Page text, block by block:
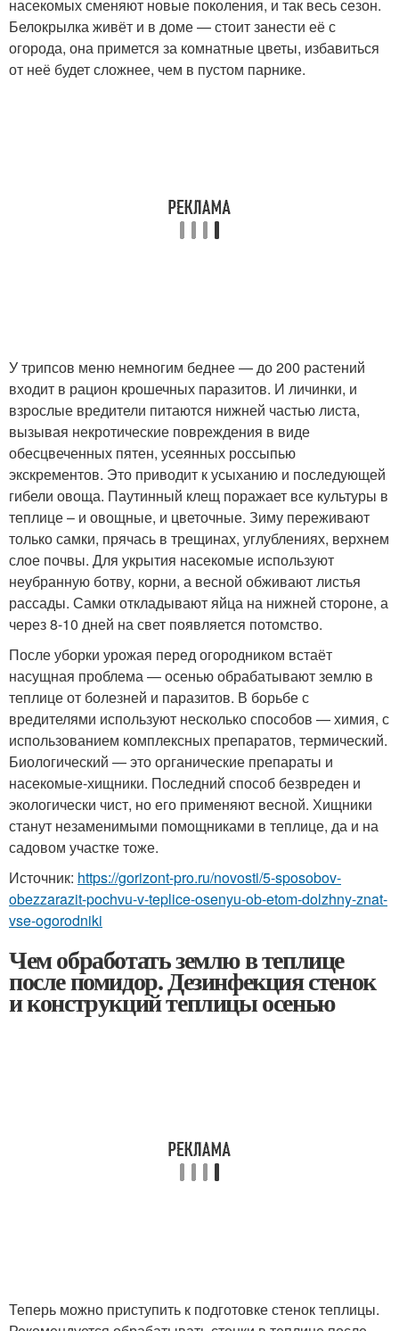
насекомых сменяют новые поколения, и так весь сезон.
Белокрылка живёт и в доме — стоит занести её с
огорода, она примется за комнатные цветы, избавиться
от неё будет сложнее, чем в пустом парнике.
У трипсов меню немногим беднее — до 200 растений
входит в рацион крошечных паразитов. И личинки, и
взрослые вредители питаются нижней частью листа,
вызывая некротические повреждения в виде
обесцвеченных пятен, усеянных россыпью
экскрементов. Это приводит к усыханию и последующей
гибели овоща. Паутинный клещ поражает все культуры в
теплице – и овощные, и цветочные. Зиму переживают
только самки, прячась в трещинах, углублениях, верхнем
слое почвы. Для укрытия насекомые используют
неубранную ботву, корни, а весной обживают листья
рассады. Самки откладывают яйца на нижней стороне, а
через 8-10 дней на свет появляется потомство.
После уборки урожая перед огородником встаёт
насущная проблема — осенью обрабатывают землю в
теплице от болезней и паразитов. В борьбе с
вредителями используют несколько способов — химия, с
использованием комплексных препаратов, термический.
Биологический — это органические препараты и
насекомые-хищники. Последний способ безвреден и
экологически чист, но его применяют весной. Хищники
станут незаменимыми помощниками в теплице, да и на
садовом участке тоже.
Источник: https://gorizont-pro.ru/novosti/5-sposobov-
obezzarazit-pochvu-v-teplice-osenyu-ob-etom-dolzhny-znat-
vse-ogorodniki
Чем обработать землю в теплице
после помидор. Дезинфекция стенок
и конструкций теплицы осенью
Теперь можно приступить к подготовке стенок теплицы.